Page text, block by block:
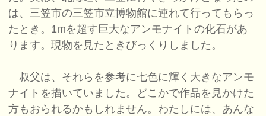
は、三笠市の三笠市立博物館に連れて行ってもらっ
たとき。1mを超す巨大なアンモナイトの化石があ
ります。現物を見たときびっくりしました。
叔父は、それらを参考に七色に輝く大きなアンモ
ナイトを描いていました。どこかで作品を見かけた
方もおられるかもしれません。わたしには、あんな